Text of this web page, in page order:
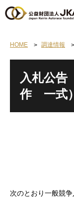
HOME 調達情報
入札公告
作 一式）
次のとおり一般競争